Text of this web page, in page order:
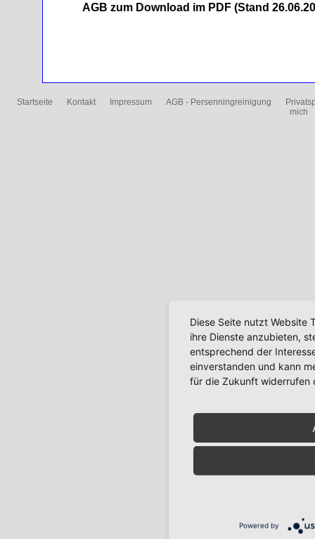
AGB zum Download im PDF (Stand
Diese Seite nutzt Website
ihre Dienste anzubieten,
entsprechend der
einverstanden und kann
für die Zukunft widerrufen
Powered by
Startseite Kontakt Impressum AGB - Persenningreinigung
mich